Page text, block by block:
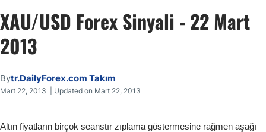
XAU/USD Forex Sinyali - 22 Mart
2013
Bytr.DailyForex.com Takım
Mart 22, 2013 | Updated on Mart 22, 2013
Altın fiyatların birçok seanstır zıplama göstermesine rağmen aşağı